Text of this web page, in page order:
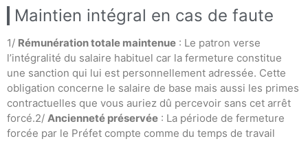
Maintien intégral en cas de faute
1/ Rémunération totale maintenue : Le patron verse
l’intégralité du salaire habituel car la fermeture constitue
une sanction qui lui est personnellement adressée. Cette
obligation concerne le salaire de base mais aussi les primes
contractuelles que vous auriez dû percevoir sans cet arrêt
forcé.2/ Ancienneté préservée : La période de fermeture
forcée par le Préfet compte comme du temps de travail